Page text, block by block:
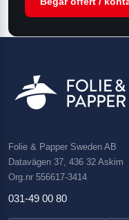
Folie & Papper Sweden AB
Datavägen 37, 436 32 Askim
Org.nr 556617-3414
031-49 00 80